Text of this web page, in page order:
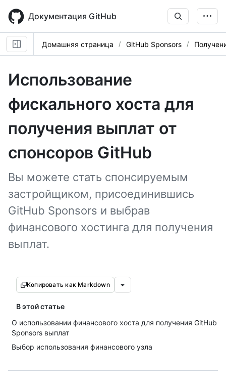
main
content
Документация GitHub
Домашняя страница GitHub Sponsors
Использование
фискального хоста для
получения выплат от
спонсоров GitHub
Вы можете стать спонсируемым
застройщиком, присоединившись
GitHub Sponsors и выбрав
финансового хостинга для получения
выплат.
Копировать как Markdown
В этой статье
О использовании финансового хоста для получения GitHub
Sponsors выплат
Выбор использования финансового узла